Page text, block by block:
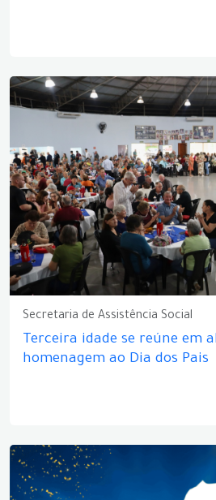
Secretaria de Assistência Social
Terceira idade se reúne em
homenagem ao Dia dos Pais